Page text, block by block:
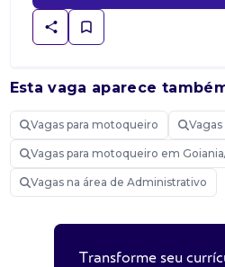
Esta vaga aparece
Vagas para motoqueiro
Vagas para motoqueiro em
Vagas na área de Administrativo
Transforme seu